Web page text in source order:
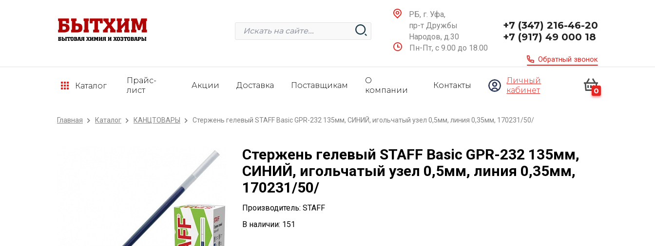
РБ, г. Уфа,
пр-т Дружбы
Народов, д.30
Пн-Пт, с 9.00 до 18.00
+7 (347) 216-46-20
+7 (917) 49 000 18
Обратный звонок
Каталог
Прайс-
лист
Акции Доставка Поставщикам
О
компании
Контакты
Личный
кабинет
0
Главная Каталог КАНЦТОВАРЫ Стержень гелевый STAFF Basic GPR-232 135мм, СИНИЙ, игольчатый узел 0,5мм, линия 0,35мм, 170231/50/
Стержень гелевый STAFF Basic GPR-232 135мм,
СИНИЙ, игольчатый узел 0,5мм, линия 0,35мм,
170231/50/
Производитель: STAFF
В наличии: 151